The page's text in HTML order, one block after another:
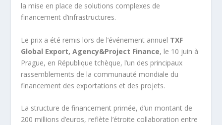
la mise en place de solutions complexes de
financement d’infrastructures.
Le prix a été remis lors de l’événement annuel TXF
Global Export, Agency&Project Finance, le 10 juin à
Prague, en République tchèque, l’un des principaux
rassemblements de la communauté mondiale du
financement des exportations et des projets.
La structure de financement primée, d’un montant de
200 millions d’euros, reflète l’étroite collaboration entre